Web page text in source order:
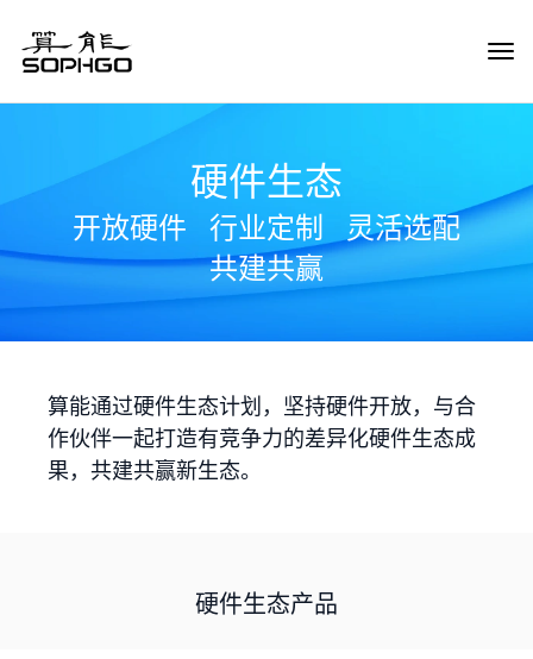
硬件生态
开放硬件 行业定制
灵活选配
共建共赢
算能通过硬件生态计划，坚持硬件开放，与合
作伙伴一起打造有竞争力的差异化硬件生态成
果，共建共赢新生态。
硬件生态产品